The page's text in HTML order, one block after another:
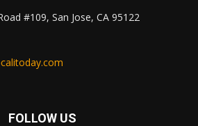
#109, San Jose, CA 95122
FOLLOW US